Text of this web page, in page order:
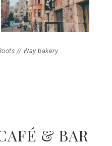
// Way bakery
& BAR